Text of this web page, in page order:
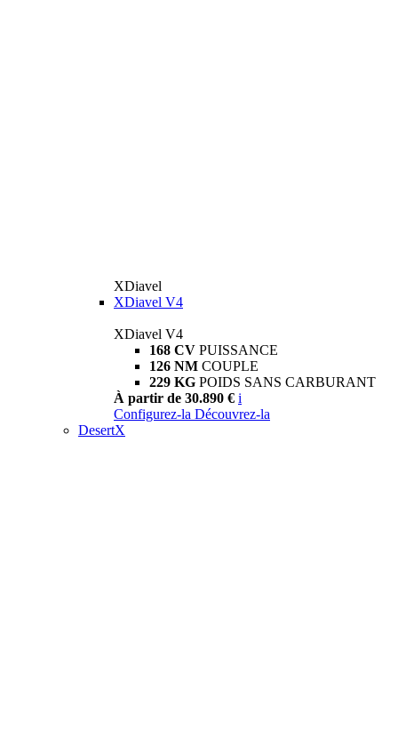
XDiavel
XDiavel V4
XDiavel V4
168 CV PUISSANCE
126 NM COUPLE
229 KG POIDS SANS CARBURANT
À partir de 30.890 € i
Configurez-la Découvrez-la
DesertX